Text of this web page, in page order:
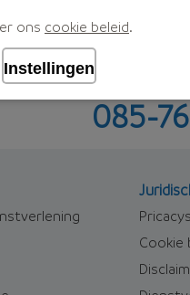
bel ons met
085-
Cookie
ons cookie beleid.
Instellingen